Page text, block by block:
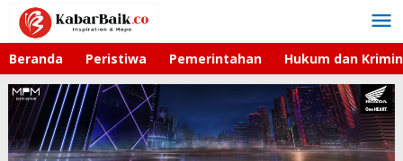
Lewati
konten
Beranda Peristiwa Pemerintahan Hukum dan